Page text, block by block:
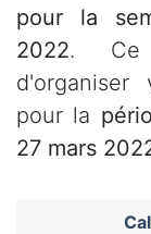
pour la
2022. Ce
d'organiser
pour la
27 mars